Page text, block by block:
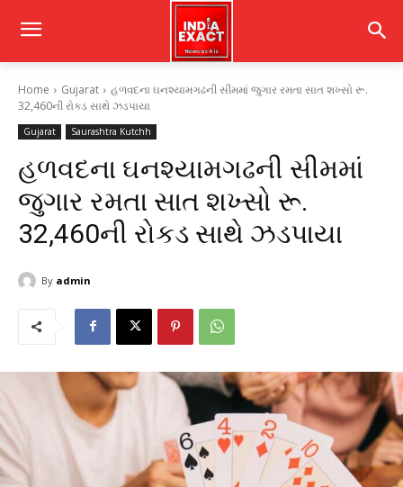
Home Gujarat
હળવદના ઘનશ્યામગઢની સીમમાં જુગાર રમતા સાત શખ્સો રૂ.
32,460ની રોકડ સાથે ઝડપાયા
Gujarat Saurashtra Kutchh
હળવદના ઘનશ્યામગઢની સીમમાં
જુગાર રમતા સાત શખ્સો રૂ.
32,460ની રોકડ સાથે ઝડપાયા
By admin